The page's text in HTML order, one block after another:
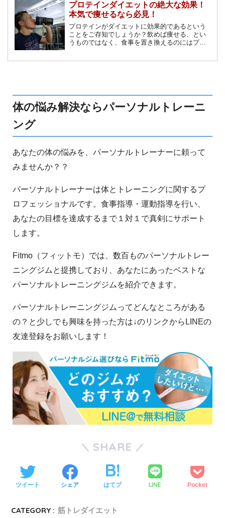
プロテインダイエットの絶大な効果！
本気で痩せるなら必見！
プロテインがダイエットに効果的であるという
ことをご存知でしょうか？飲めば痩せる、とい
うものではなく、食事を置き換えるのにはプロ
体の悩み解決ならパーソナルトレーニ
ング
あなたの体の悩みを、パーソナルトレーナーに頼って
みませんか？？
パーソナルトレーナーは体とトレーニングに関するプ
ロフェッショナルです。食事指導・運動指導を行い、
あなたの目標を達成するまで１対１で真剣にサポート
します。
Fitmo（フィットモ）では、数百ものパーソナルトレー
ニングジムと提携しており、あなたにあったベストな
パーソナルトレーニングジムを紹介できます。
パーソナルトレーニングジムってどんなところがある
の？と少しでも興味を持った方は↓のリンクからLINEの
友達登録をお願いします！
SHARE
ツイート シェア はてブ LINE Pocket
CATEGORY : 筋トレダイエット